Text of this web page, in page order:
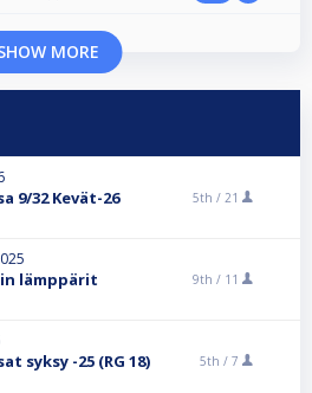
MORE
9/32 Kevät-26 5th / 21
lämppärit 9th / 11
syksy -25 (RG 18) 5th / 7